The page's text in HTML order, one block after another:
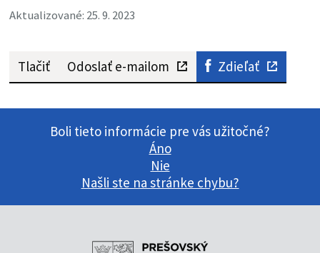
Aktualizované: 25. 9. 2023
Tlačiť Odoslať e-mailom Zdieľať
Boli tieto informácie pre vás užitočné?
Áno
Nie
Našli ste na stránke chybu?